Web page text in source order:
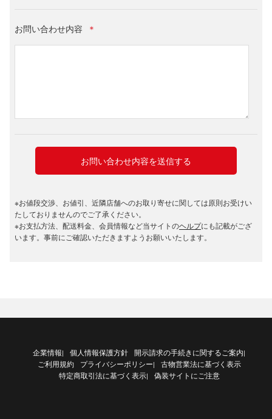
お問い合わせ内容 ＊
※お値段交渉、お値引、近隣店舗へのお取り寄せに関しては原則お受けい
たしておりませんのでご了承ください。
※お支払方法、配送料金、会員情報など当サイトのヘルプにも記載がござ
います。事前にご確認いただきますようお願いいたします。
企業情報| 個人情報保護方針 開示請求の手続きに関するご案内|
ご利用規約 プライバシーポリシー|
古物営業法に基づく表示
特定商取引法に基づく表示| 偽装サイトにご注意